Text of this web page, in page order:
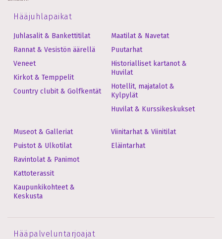
Hääjuhlapaikat
Juhlasalit & Bankettitilat
Rannat & Vesistön äärellä
Veneet
Kirkot & Temppelit
Country clubit & Golfkentät
Maatilat & Navetat
Puutarhat
Historialliset kartanot &
Huvilat
Hotellit, majatalot &
Kylpylät
Huvilat & Kurssikeskukset
Museot & Galleriat
Puistot & Ulkotilat
Ravintolat & Panimot
Kattoterassit
Kaupunkikohteet &
Keskusta
Viinitarhat & Viinitilat
Eläintarhat
Hääpalveluntarjoajat